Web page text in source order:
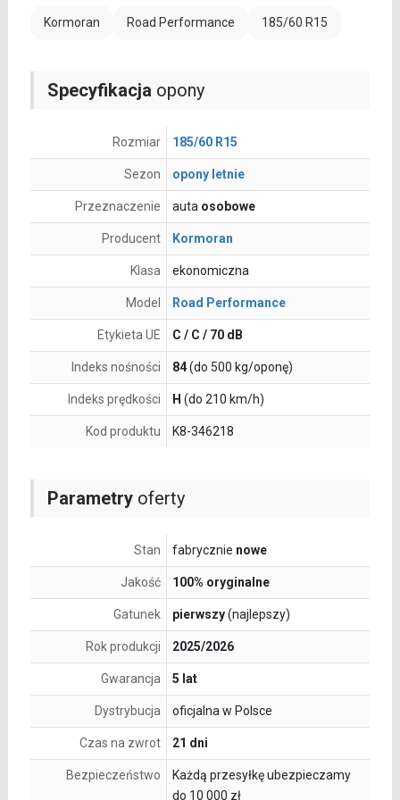
Kormoran Road Performance 185/60 R15
Parametryoferty
Stan fabrycznie nowe
Jakość 100% oryginalne
Gatunek pierwszy(najlepszy)
Rok produkcji 2025/2026
Gwarancja 5 lat
Dystrybucja oficjalna w Polsce
Czas na zwrot 21 dni
Bezpieczeństwo
Każdą przesyłkę ubezpieczamy
do 10 000 zł
Specyfikacja opony
Rozmiar 185/60 R15
Sezon opony letnie
Przeznaczenie auta osobowe
Producent Kormoran
Klasa ekonomiczna
Model Road Performance
Etykieta UE C / C / 70 dB
Indeks nośności 84(do 500 kg/oponę)
Indeks prędkości H (do 210 km/h)
Kod produktu K8-346218